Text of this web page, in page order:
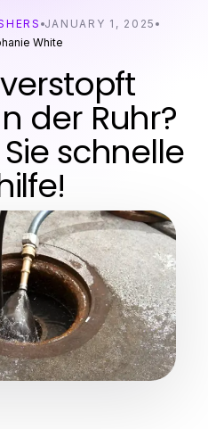
JANUARY 1, 2025
White
der Ruhr?
schnelle